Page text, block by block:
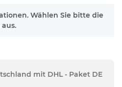
Wählen Sie bitte die
mit DHL - Paket DE